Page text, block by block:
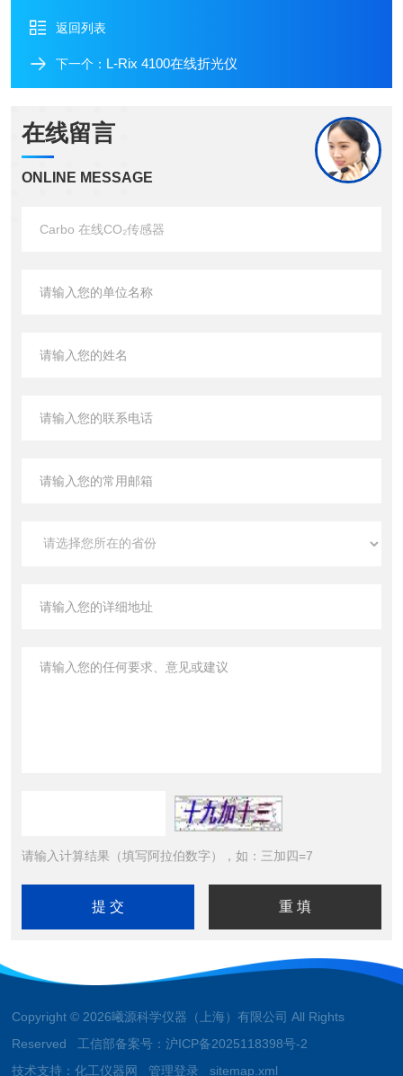
返回列表
下一个： L-Rix 4100在线折光仪
在线留言
ONLINE MESSAGE
请输入计算结果（填写阿拉伯数字），如：三加四=7
Copyright © 2026曦源科学仪器（上海）有限公司 All Rights
Reserved 工信部备案号：沪ICP备2025118398号-2
技术支持：化工仪器网 管理登录 sitemap.xml